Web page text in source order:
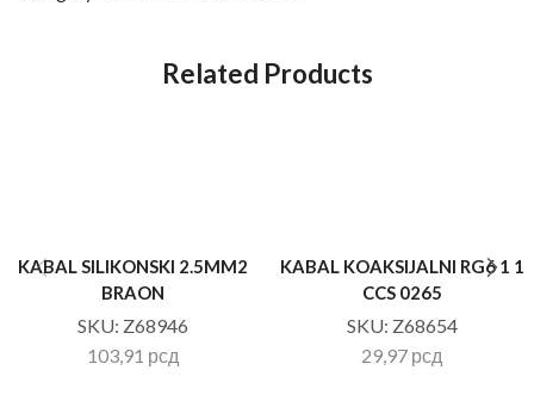
Related Products
KABAL SILIKONSKI 2.5MM2
BRAON
SKU: Z68946
103,91 рсд
KABAL KOAKSIJALNI RG6 1 1
CCS 0265
SKU: Z68654
29,97 рсд